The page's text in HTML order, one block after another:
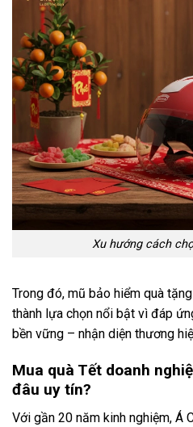
Xu hướng cách
Trong đó, mũ bảo hiểm quà
thành lựa chọn nổi bật vì đáp
bền vững – nhận diện thương
Mua quà Tết doanh
đâu uy tín?
Với gần 20 năm kinh nghiệm, Á